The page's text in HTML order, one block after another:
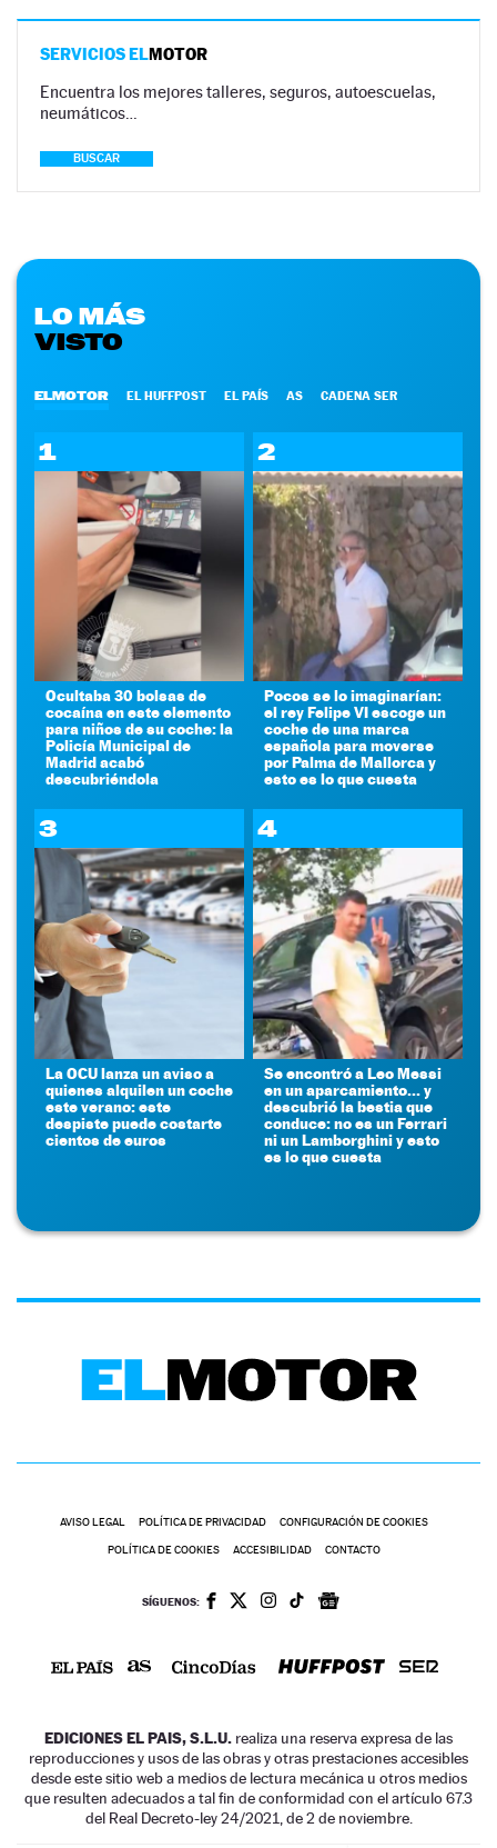
SERVICIOS ELMOTOR
Encuentra los mejores talleres, seguros, autoescuelas,
neumáticos…
BUSCAR
LO MÁS
VISTO
ELMOTOR EL HUFFPOST EL PAÍS AS CADENA SER
1
Ocultaba 30 bolsas de
cocaína en este elemento
para niños de su coche: la
Policía Municipal de
Madrid acabó
descubriéndola
2
Pocos se lo imaginarían:
el rey Felipe VI escoge un
coche de una marca
española para moverse
por Palma de Mallorca y
esto es lo que cuesta
3
La OCU lanza un aviso a
quienes alquilen un coche
este verano: este
despiste puede costarte
cientos de euros
4
Se encontró a Leo Messi
en un aparcamiento... y
descubrió la bestia que
conduce: no es un Ferrari
ni un Lamborghini y esto
es lo que cuesta
AVISO LEGAL POLÍTICA DE PRIVACIDAD CONFIGURACIÓN DE COOKIES
POLÍTICA DE COOKIES ACCESIBILIDAD CONTACTO
SÍGUENOS:
EDICIONES EL PAIS, S.L.U. realiza una reserva expresa de las
reproducciones y usos de las obras y otras prestaciones accesibles
desde este sitio web a medios de lectura mecánica u otros medios
que resulten adecuados a tal fin de conformidad con el artículo 67.3
del Real Decreto-ley 24/2021, de 2 de noviembre.